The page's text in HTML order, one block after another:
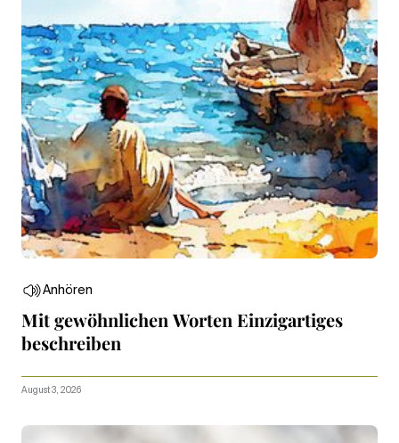
Anhören
Mit gewöhnlichen Worten Einzigartiges
beschreiben
August 3, 2026